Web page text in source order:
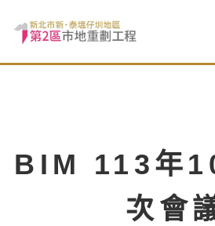
BIM 113年
次會